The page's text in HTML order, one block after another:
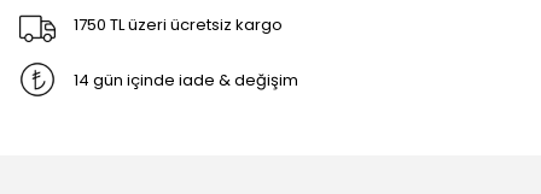
1750 TL üzeri ücretsiz kargo
14 gün içinde iade & değişim